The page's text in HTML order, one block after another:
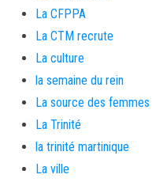
La CFPPA
La CTM recrute
La culture
la semaine du rein
La source des femmes
La Trinité
la trinité martinique
La ville